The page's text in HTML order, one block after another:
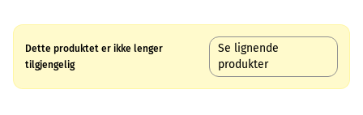
Dette produktet er ikke lenger
tilgjengelig
Se lignende
produkter